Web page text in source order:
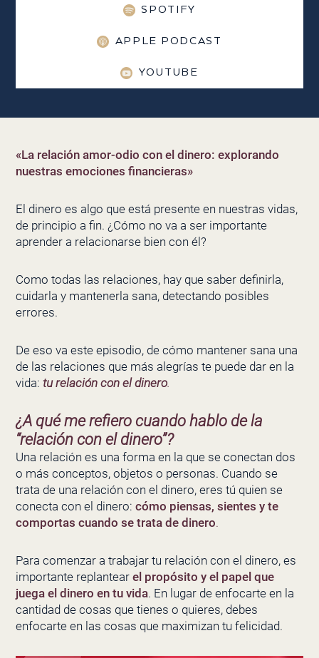
SPOTIFY
APPLE PODCAST
YOUTUBE
«La relación amor-odio con el dinero: explorando
nuestras emociones financieras»
El dinero es algo que está presente en nuestras vidas,
de principio a fin. ¿Cómo no va a ser importante
aprender a relacionarse bien con él?
Como todas las relaciones, hay que saber definirla,
cuidarla y mantenerla sana, detectando posibles
errores.
De eso va este episodio, de cómo mantener sana una
de las relaciones que más alegrías te puede dar en la
vida: tu relación con el dinero.
¿A qué me refiero cuando hablo de la
“relación con el dinero”?
Una relación es una forma en la que se conectan dos
o más conceptos, objetos o personas. Cuando se
trata de una relación con el dinero, eres tú quien se
conecta con el dinero: cómo piensas, sientes y te
comportas cuando se trata de dinero.
Para comenzar a trabajar tu relación con el dinero, es
importante replantear el propósito y el papel que
juega el dinero en tu vida. En lugar de enfocarte en la
cantidad de cosas que tienes o quieres, debes
enfocarte en las cosas que maximizan tu felicidad.